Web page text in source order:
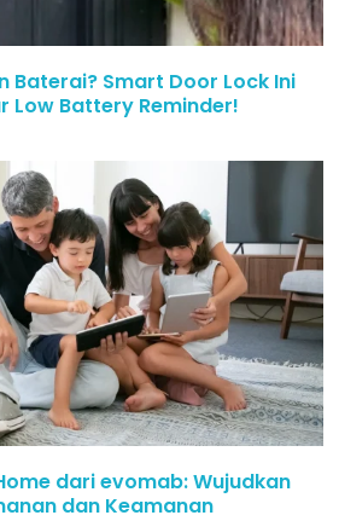
Baterai? Smart Door Lock Ini
Low Battery Reminder!
dari evomab: Wujudkan
dan Keamanan